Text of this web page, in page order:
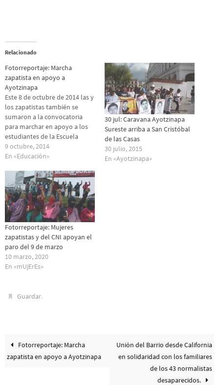
Relacionado
Fotorreportaje: Marcha
zapatista en apoyo a
Ayotzinapa
Este 8 de octubre de 2014 las y
los zapatistas también se
sumaron a la convocatoria
para marchar en apoyo a los
estudiantes de la Escuela
Normal de Ayotzinapa. "Su
rabia también es la nuestra",
"No están sol@s" fueron las
principales consignas de
esta…
9 octubre, 2014
En «Educación»
30 jul: Caravana Ayotzinapa
Sureste arriba a San Cristóbal
de las Casas
30 julio, 2015
En «Ayotzinapa»
Fotorreportaje: Mujeres
zapatistas y del CNI apoyan el
paro del 9 de marzo
10 marzo, 2020
En «mUjErEs»
Guardar.
Fotorreportaje: Marcha
zapatista en apoyo a Ayotzinapa
Unión del Barrio desde California
en solidaridad con los familiares
de los 43 normalistas
desaparecidos.